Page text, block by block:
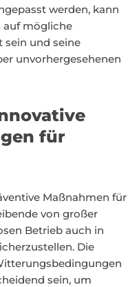
werden, kann
auf mögliche
sein und seine
unvorhergesehenen
für
Maßnahmen für
von großer
Betrieb auch in
Die
sein, um